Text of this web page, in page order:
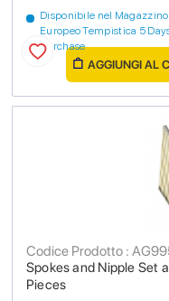
Disponibile nel Magazzino
Europeo Tempistica 5
purchase
AGGIUNGI AL
Spokes and Nipple Set
Pieces
Codice Prodotto :